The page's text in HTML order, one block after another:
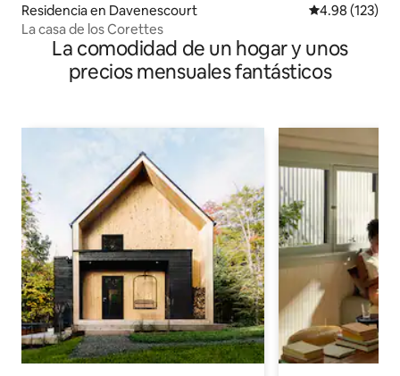
Residencia en Davenescourt Calificación
4.98 (123)
La casa de los Corettes
La comodidad de un hogar y unos
precios mensuales fantásticos